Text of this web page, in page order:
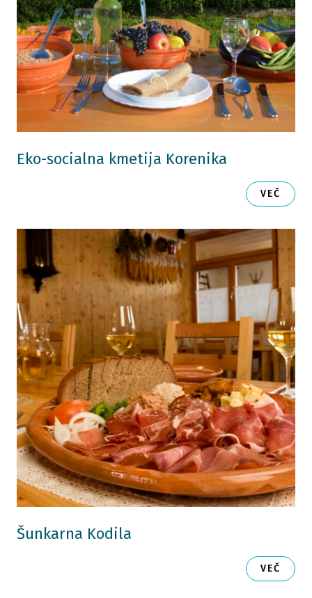
Eko-socialna kmetija Korenika
VEČ
Šunkarna Kodila
VEČ